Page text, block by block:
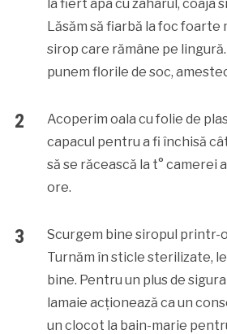
la fiert apa cu zaharul, coaja
Lăsăm să fiarbă la foc foarte
sirop care rămâne pe
punem florile de soc,
Acoperim oala cu folie de
capacul pentru a fi închisă
să se răcească la t° camerei
ore.
Scurgem bine siropul printr-
Turnăm în sticle sterilizate,
bine. Pentru un plus de
lamaie acționează ca un
un clocot la bain-marie